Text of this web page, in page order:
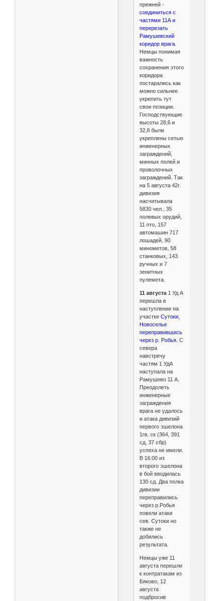
прежней -
соединиться с
частями 11А и
перерезать
Рамушевский
коридор врага.
Немцы понимая
важность
сохранения этого
коридора
постарались как
можно сильнее
укрепить тут
свои позиции.
Господствующие
высоты 28,6 и
32,8 были
укреплены сетью
инженерных
заграждений,
минных полей и
проволочных
заграждений. Так
на 5 августа 42г.
дивизия
насчитывала
5830 чел., 35
полевых орудий,
11 пто, 157
автомашин 717
лошадей, 90
минометов, 58
станковых, 143
ручных и 7
зенитных
пулемета.
11 августа1 Уд А
перешла в
наступление на
участке Сутоки,
Новоселье
переправившись
через р. Робья. С
севера
навстречу
частям 1 УдА
наступала на
Рамушево 11 А.
Преодолеть
инженерные
заграждения
врага не удалось
и атака дивизий
первого эшелона
1гв. ск (364, 391
сд, 37 сбр)
успеха не имели.
В 16:00 из
второго эшелона
в бой вводилась
130 сд. Два полка
дивизии
переправились
через р.Робья
повели атаки
сев. Сутоки но
также не
добились
результата.
Немцы уже 11
августа перешли
к контратакам из
Бяково, 12
августа
подбросив